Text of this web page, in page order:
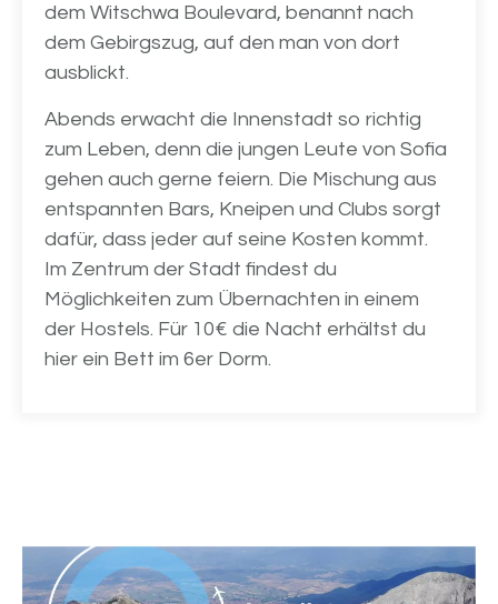
dem Witschwa Boulevard, benannt nach
dem Gebirgszug, auf den man von dort
ausblickt.
Abends erwacht die Innenstadt so richtig
zum Leben, denn die jungen Leute von Sofia
gehen auch gerne feiern. Die Mischung aus
entspannten Bars, Kneipen und Clubs sorgt
dafür, dass jeder auf seine Kosten kommt.
Im Zentrum der Stadt findest du
Möglichkeiten zum Übernachten in einem
der Hostels. Für 10€ die Nacht erhältst du
hier ein Bett im 6er Dorm.